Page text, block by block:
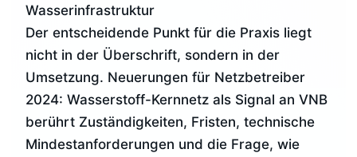
Wasserinfrastruktur
Der entscheidende Punkt für die Praxis liegt
nicht in der Überschrift, sondern in der
Umsetzung. Neuerungen für Netzbetreiber
2024: Wasserstoff-Kernnetz als Signal an VNB
berührt Zuständigkeiten, Fristen, technische
Mindestanforderungen und die Frage, wie